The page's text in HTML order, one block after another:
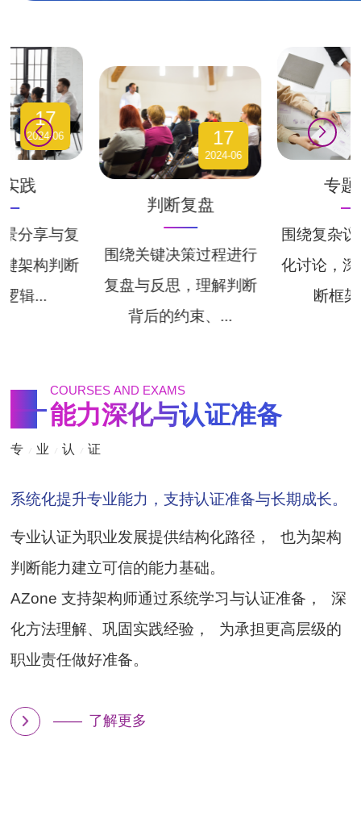
17
2024-06
践
分享与复
键架构判断
逻辑...
17
2024-06
判断复盘
围绕关键决策过程进行
复盘与反思，理解判断
背后的约束、...
专
围绕复杂
化讨论，
断框
COURSES AND EXAMS
能力深化与认证准备
专 / 业 / 认 / 证
系统化提升专业能力，支持认证准备与长期成长。
专业认证为职业发展提供结构化路径， 也为架构
判断能力建立可信的能力基础。
AZone 支持架构师通过系统学习与认证准备， 深
化方法理解、巩固实践经验， 为承担更高层级的
职业责任做好准备。
—— 了解更多